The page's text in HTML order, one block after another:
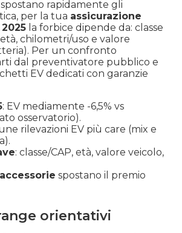
rapidamente gli
per la tua assicurazione
la forbice dipende da: classe
chilometri/uso e valore
Per un confronto
dal preventivatore pubblico e
EV dedicati con garanzie
: EV mediamente -6,5% vs
osservatorio).
rilevazioni EV più care (mix e
: classe/CAP, età, valore veicolo,
spostano il premio
orientativi